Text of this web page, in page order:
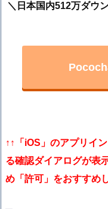
＼日本国内512万ダウ
↑↑ 「iOS」のアプリイ
る確認ダイアログが表
め「許可」をおすすめ